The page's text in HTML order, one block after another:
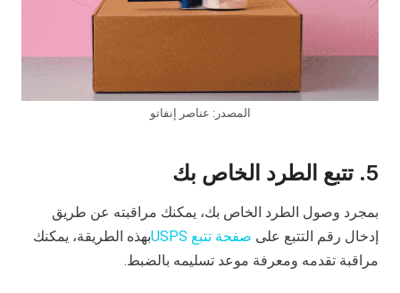
المصدر: عناصر إنفاتو
5. تتبع الطرد الخاص بك
بمجرد وصول الطرد الخاص بك، يمكنك مراقبته عن طريق
إدخال رقم التتبع على صفحة تتبع USPS
بهذه الطريقة، يمكنك
مراقبة تقدمه ومعرفة موعد تسليمه بالضبط.